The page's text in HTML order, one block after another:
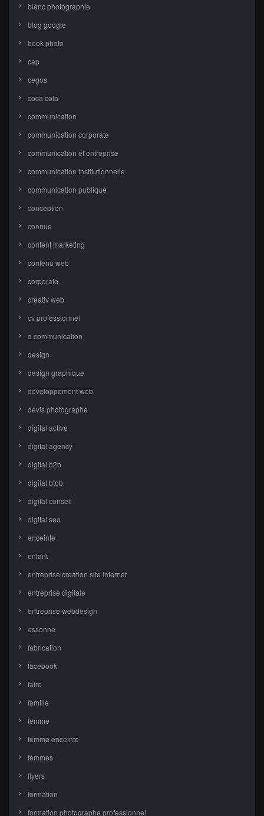
blanc photographie
blog google
book photo
cap
cegos
coca cola
communication
communication corporate
communication et entreprise
communication institutionnelle
communication publique
conception
connue
content marketing
contenu web
corporate
creativ web
cv professionnel
d communication
design
design graphique
développement web
devis photographe
digital active
digital agency
digital b2b
digital btob
digital conseil
digital seo
enceinte
enfant
entreprise creation site internet
entreprise digitale
entreprise webdesign
essonne
fabrication
facebook
faire
famille
femme
femme enceinte
femmes
flyers
formation
formation photographe professionnel